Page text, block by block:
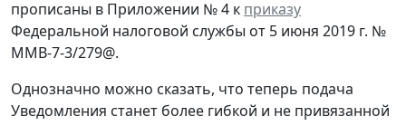
прописаны в Приложении № 4 к приказу
Федеральной налоговой службы от 5 июня 2019 г. №
ММВ-7-3/279@.
Однозначно можно сказать, что теперь подача
Уведомления станет более гибкой и не привязанной